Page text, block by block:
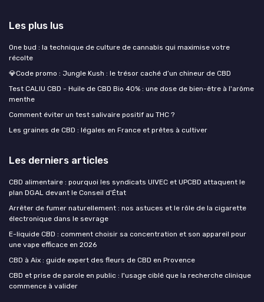
Les plus lus
One bud : la technique de culture de cannabis qui maximise votre
récolte
💎Code promo : Jungle Kush : le trésor caché d’un chineur de CBD
Test CALIU CBD - Huile de CBD Bio 40% : une dose de bien-être à l'arôme
menthe
Comment éviter un test salivaire positif au THC ?
Les graines de CBD : légales en France et prêtes à cultiver
Les derniers articles
CBD alimentaire : pourquoi les syndicats UIVEC et UPCBD attaquent le
plan DGAL devant le Conseil d'État
Arrêter de fumer naturellement : nos astuces et le rôle de la cigarette
électronique dans le sevrage
E-liquide CBD : comment choisir sa concentration et son appareil pour
une vape efficace en 2026
CBD à Aix : guide expert des fleurs de CBD en Provence
CBD et prise de parole en public : l'usage ciblé que la recherche clinique
commence à valider